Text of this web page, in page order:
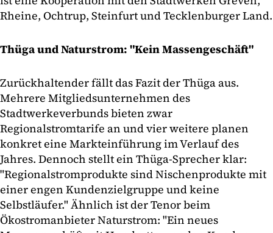
Rheine, Ochtrup, Steinfurt und Tecklenburger Land.
Thüga und Naturstrom: "Kein Massengeschäft"
Zurückhaltender fällt das Fazit der Thüga aus.
Mehrere Mitgliedsunternehmen des
Stadtwerkeverbunds bieten zwar
Regionalstromtarife an und vier weitere planen
konkret eine Markteinführung im Verlauf des
Jahres. Dennoch stellt ein Thüga-Sprecher klar:
"Regionalstromprodukte sind Nischenprodukte mit
einer engen Kundenzielgruppe und keine
Selbstläufer." Ähnlich ist der Tenor beim
Ökostromanbieter Naturstrom: "Ein neues